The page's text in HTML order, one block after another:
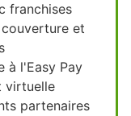
franchises
et
à l'Easy Pay
virtuelle
partenaires